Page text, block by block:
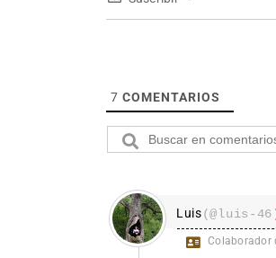
7 COMENTARIOS
Luis(@luis-
Colaborador